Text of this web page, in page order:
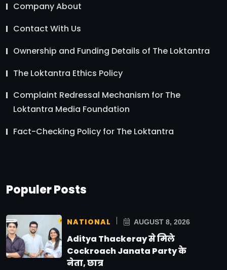
Company About
Contact With Us
Ownership and Funding Details of The Loktantra
The Loktantra Ethics Policy
Complaint Redressal Mechanism for The
Loktantra Media Foundation
Fact-Checking Policy for The Loktantra
Populer Posts
NATIONAL AUGUST 8, 2026
Aditya Thackeray से मिले
Cockroach Janata Party के
नेता, छात्र